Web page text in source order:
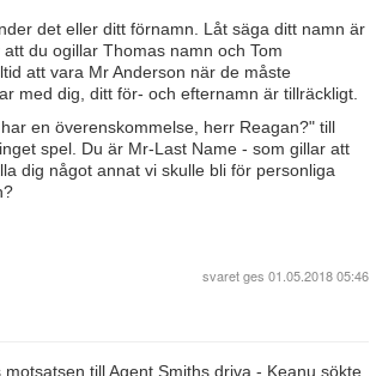
det eller ditt förnamn. Låt säga ditt namn är
du ogillar Thomas namn och Tom
att vara Mr Anderson när de måste
med dig, ditt för- och efternamn är tillräckligt.
en överenskommelse, herr Reagan?" till
spel. Du är Mr-Last Name - som gillar att
dig något annat vi skulle bli för personliga
svaret ges 01.05.2018 05:46
till Agent Smiths driva - Keanu sökte